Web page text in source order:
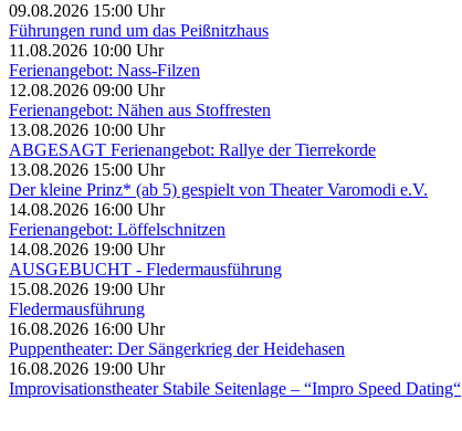
09.08.2026 15:00 Uhr
Führungen rund um das Peißnitzhaus
11.08.2026 10:00 Uhr
Ferienangebot: Nass-Filzen
12.08.2026 09:00 Uhr
Ferienangebot: Nähen aus Stoffresten
13.08.2026 10:00 Uhr
ABGESAGT Ferienangebot: Rallye der Tierrekorde
13.08.2026 15:00 Uhr
Der kleine Prinz* (ab 5) gespielt von Theater Varomodi e.V.
14.08.2026 16:00 Uhr
Ferienangebot: Löffelschnitzen
14.08.2026 19:00 Uhr
AUSGEBUCHT - Fledermausführung
15.08.2026 19:00 Uhr
Fledermausführung
16.08.2026 16:00 Uhr
Puppentheater: Der Sängerkrieg der Heidehasen
16.08.2026 19:00 Uhr
Improvisationstheater Stabile Seitenlage – “Impro Speed Dating“